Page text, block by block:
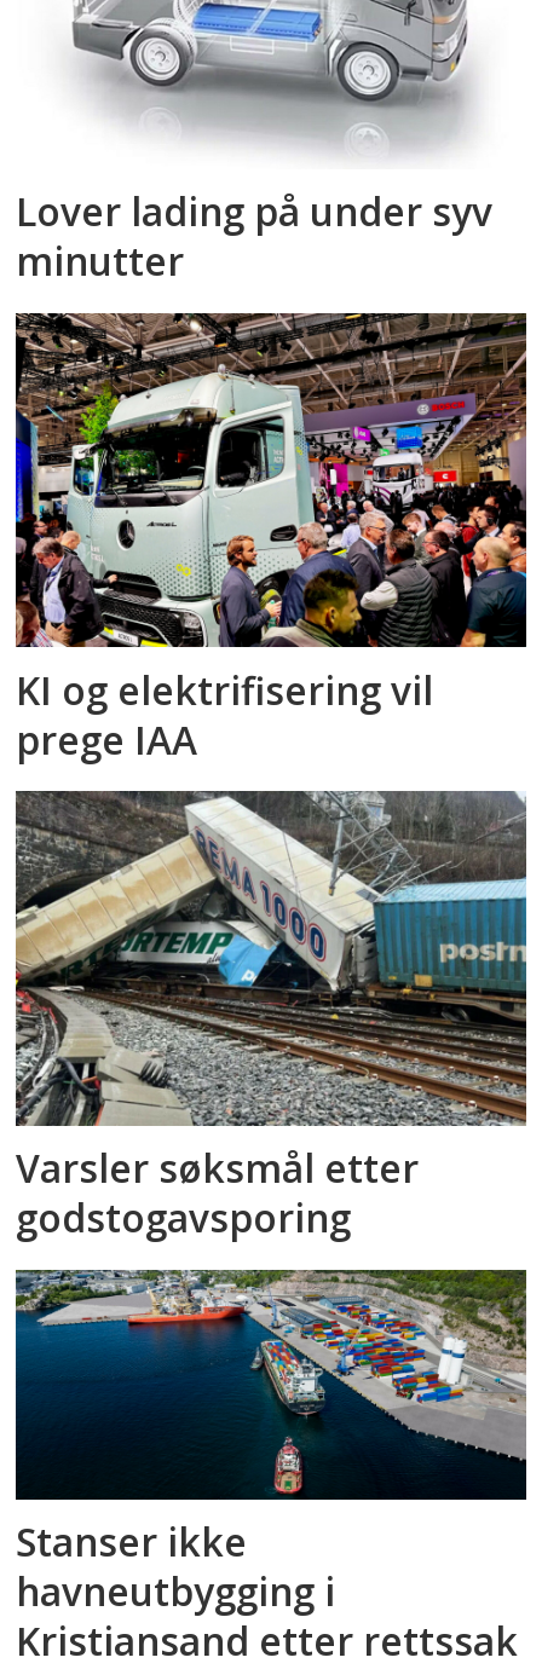
Lover lading på under syv
minutter
KI og elektrifisering vil
prege IAA
Varsler søksmål etter
godstog­avsporing
Stanser ikke
havneutbygging i
Kristiansand etter rettssak